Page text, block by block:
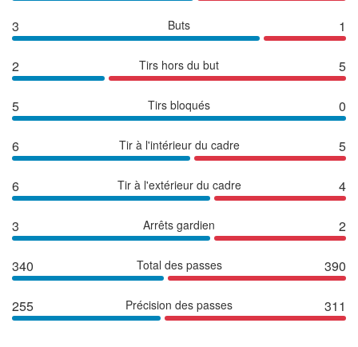
3 Buts 1
2 Tirs hors du but 5
5 Tirs bloqués 0
6 Tir à l'intérieur du cadre 5
6 Tir à l'extérieur du cadre 4
3 Arrêts gardien 2
340 Total des passes 390
255 Précision des passes 311